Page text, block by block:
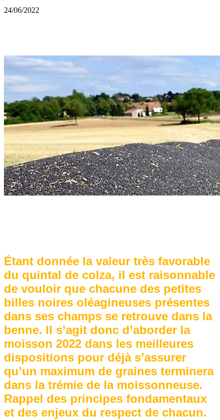
24/06/2022
Étant donnée la valeur très favorable
du quintal de colza, il est raisonnable
de vouloir que chacune des petites
billes noires oléagineuses présentes
dans ses champs se retrouve dans la
benne. Il s’agit donc d’aborder la
moisson 2022 dans les meilleures
dispositions pour déjà s’assurer
qu’un maximum de graines terminera
dans la trémie de la moissonneuse.
Rappel des principes fondamentaux
et des enjeux du respect de chacun.